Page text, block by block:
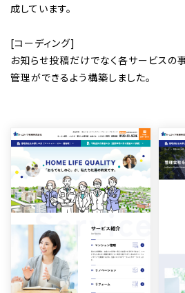
成しています。
[コーディング]
お知らせ投稿だけでなく各サービスの
管理ができるよう構築しました。